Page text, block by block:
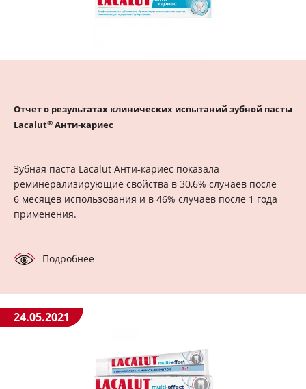
Отчет о результатах клинических испытаний зубной пасты
Lacalut® Анти‑кариес
Зубная паста Lacalut Анти‑кариес показала
реминерализирующие свойства в 30,6% случаев после
6 месяцев использования и в 46% случаев после 1 года
применения.
Подробнее
24.05.2021